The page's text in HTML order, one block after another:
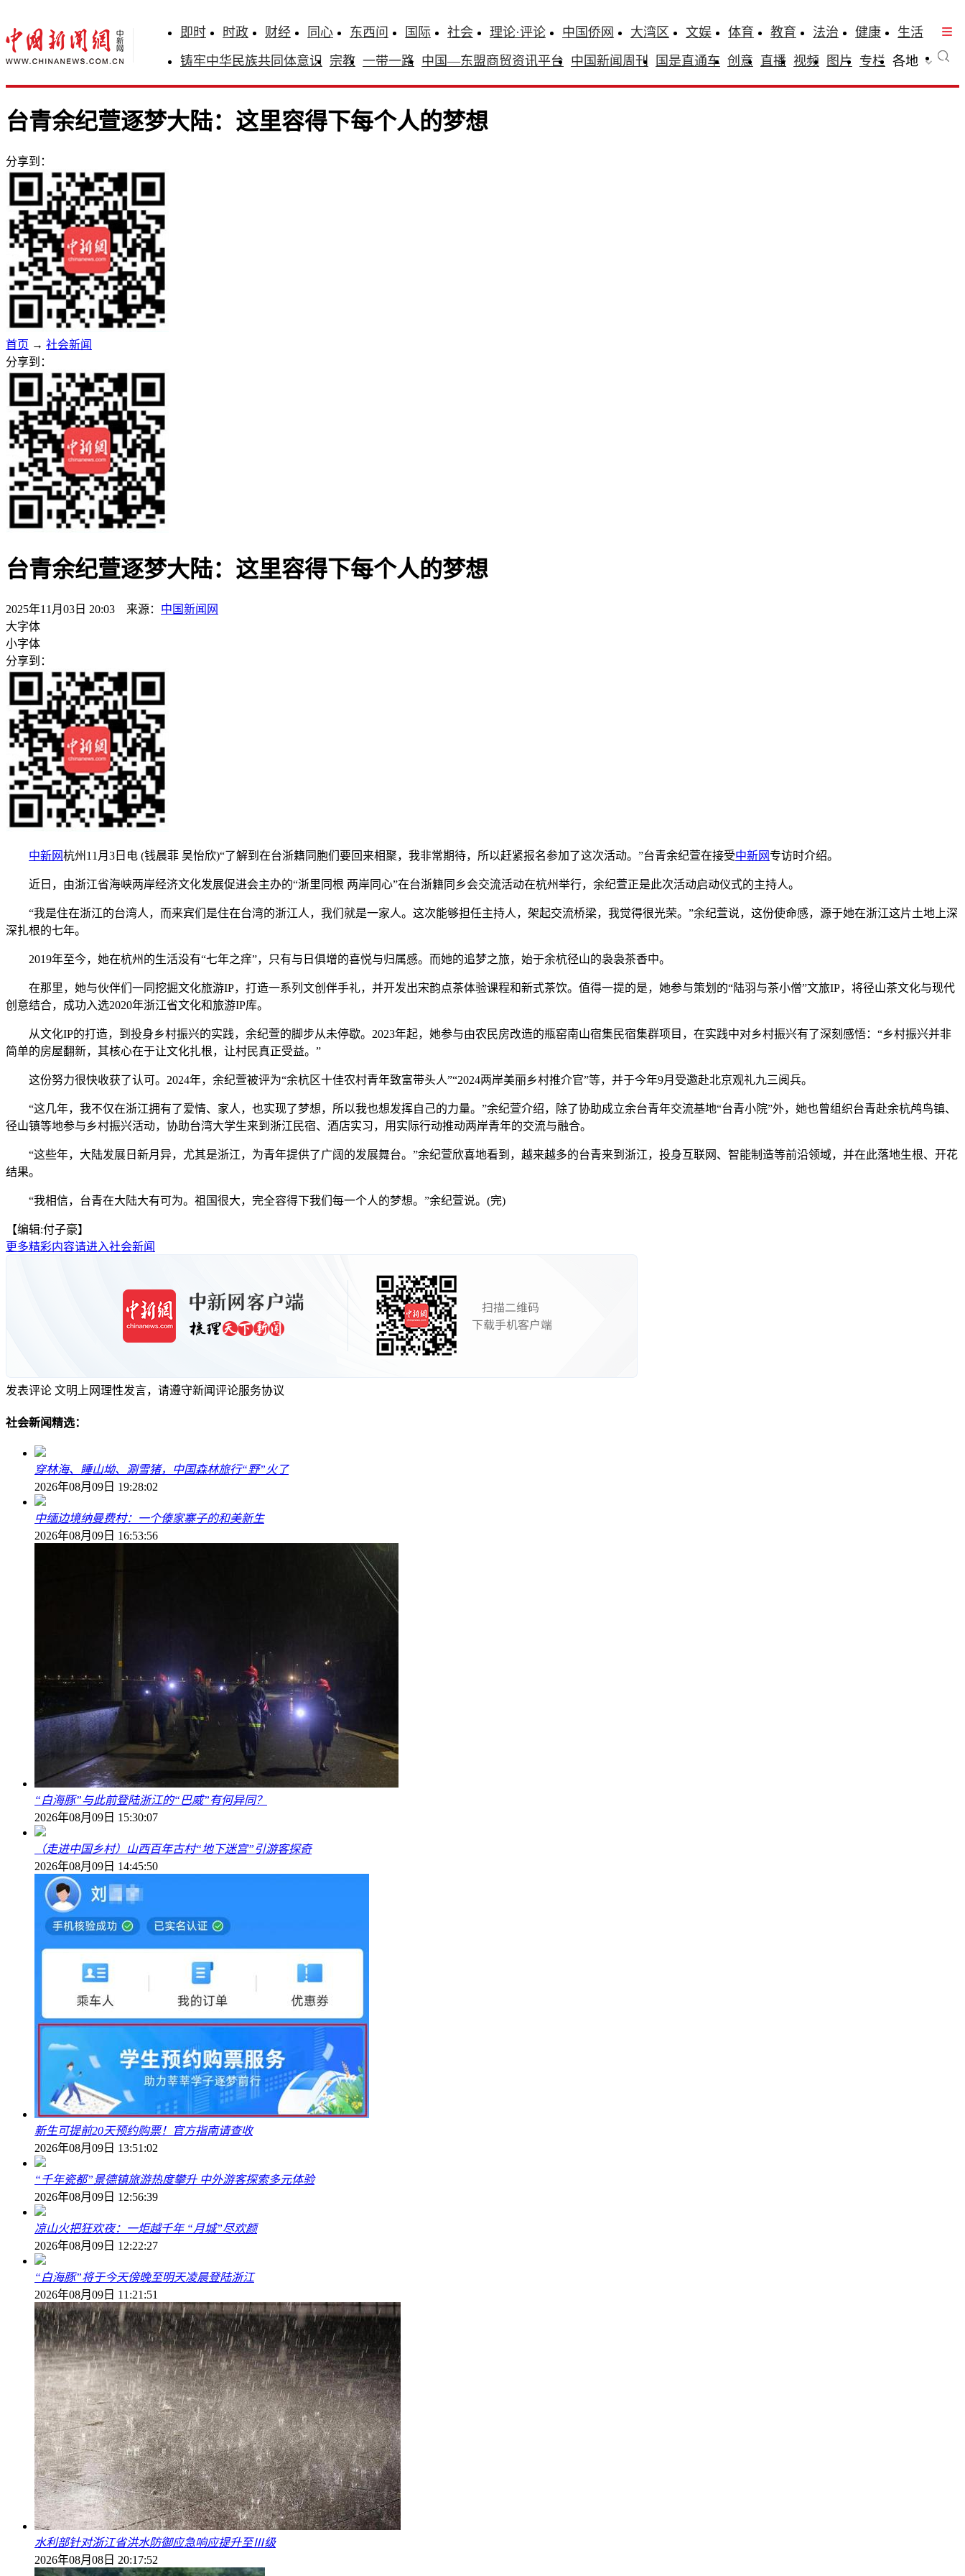
即时 时政 财经 同心 东西问 国际 社会 理论·评论 中国侨网 大湾区 文娱 体育 教育 法治 健康
生活
铸牢中华民族共同体意识 宗教 一带一路 中国—东盟商贸资讯平台 中国新闻周刊 国是直通车 创意 直播 视频 图片 专栏 各地
台青余纪萱逐梦大陆：这里容得下每个人的梦想
分享到：
首页 → 社会新闻
分享到：
台青余纪萱逐梦大陆：这里容得下每个人的梦想
2025年11月03日 20:03 来源： 中国新闻网
大字体
小字体
分享到：
中新网杭州11月3日电 (钱晨菲 吴怡欣)“了解到在台浙籍同胞们要回来相聚，我非常期待，所以赶紧报名参加了这次活动。”台青余纪萱在接受中新网专访时介绍。
近日，由浙江省海峡两岸经济文化发展促进会主办的“浙里同根 两岸同心”在台浙籍同乡会交流活动在杭州举行，余纪萱正是此次活动启动仪式的主持人。
“我是住在浙江的台湾人，而来宾们是住在台湾的浙江人，我们就是一家人。这次能够担任主持人，架起交流桥梁，我觉得很光荣。”余纪萱说，这份使命感，源于她在浙江这片土地上深
深扎根的七年。
2019年至今，她在杭州的生活没有“七年之痒”，只有与日俱增的喜悦与归属感。而她的追梦之旅，始于余杭径山的袅袅茶香中。
在那里，她与伙伴们一同挖掘文化旅游IP，打造一系列文创伴手礼，并开发出宋韵点茶体验课程和新式茶饮。值得一提的是，她参与策划的“陆羽与茶小僧”文旅IP，将径山茶文化与现代
创意结合，成功入选2020年浙江省文化和旅游IP库。
从文化IP的打造，到投身乡村振兴的实践，余纪萱的脚步从未停歇。2023年起，她参与由农民房改造的瓶窑南山宿集民宿集群项目，在实践中对乡村振兴有了深刻感悟：“乡村振兴并非
简单的房屋翻新，其核心在于让文化扎根，让村民真正受益。”
这份努力很快收获了认可。2024年，余纪萱被评为“余杭区十佳农村青年致富带头人”“2024两岸美丽乡村推介官”等，并于今年9月受邀赴北京观礼九三阅兵。
“这几年，我不仅在浙江拥有了爱情、家人，也实现了梦想，所以我也想发挥自己的力量。”余纪萱介绍，除了协助成立余台青年交流基地“台青小院”外，她也曾组织台青赴余杭鸬鸟镇、
径山镇等地参与乡村振兴活动，协助台湾大学生来到浙江民宿、酒店实习，用实际行动推动两岸青年的交流与融合。
“这些年，大陆发展日新月异，尤其是浙江，为青年提供了广阔的发展舞台。”余纪萱欣喜地看到，越来越多的台青来到浙江，投身互联网、智能制造等前沿领域，并在此落地生根、开花
结果。
“我相信，台青在大陆大有可为。祖国很大，完全容得下我们每一个人的梦想。”余纪萱说。(完)
【编辑:付子豪】
更多精彩内容请进入社会新闻
发表评论 文明上网理性发言，请遵守新闻评论服务协议
社会新闻精选：
穿林海、睡山坳、涮雪猪，中国森林旅行“野”火了
2026年08月09日 19:28:02
中缅边境纳曼费村：一个傣家寨子的和美新生
2026年08月09日 16:53:56
“白海豚”与此前登陆浙江的“巴威”有何异同？
2026年08月09日 15:30:07
（走进中国乡村）山西百年古村“地下迷宫”引游客探奇
2026年08月09日 14:45:50
新生可提前20天预约购票！官方指南请查收
2026年08月09日 13:51:02
“千年瓷都”景德镇旅游热度攀升 中外游客探索多元体验
2026年08月09日 12:56:39
凉山火把狂欢夜：一炬越千年 “月城”尽欢颜
2026年08月09日 12:22:27
“白海豚”将于今天傍晚至明天凌晨登陆浙江
2026年08月09日 11:21:51
水利部针对浙江省洪水防御应急响应提升至Ⅲ级
2026年08月08日 20:17:52